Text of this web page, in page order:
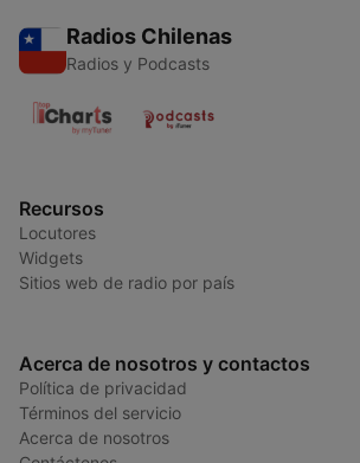
Radios Chilenas
Radios y Podcasts
Recursos
Locutores
Widgets
Sitios web de radio por país
Acerca de nosotros y contactos
Política de privacidad
Términos del servicio
Acerca de nosotros